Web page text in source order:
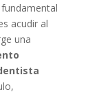
acudir al
una